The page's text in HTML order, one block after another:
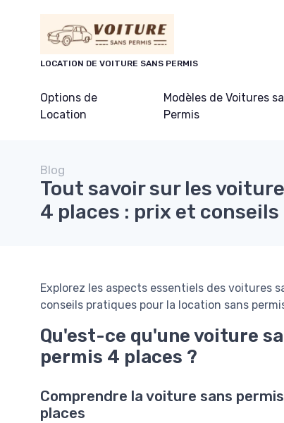
LOCATION DE VOITURE SANS PERMIS
Options de
Location
Modèles de Voitures
Permis
Blog
Tout savoir sur les
4 places : prix et conseils
Explorez les aspects essentiels des voitures
conseils pratiques pour la location sans
Qu'est-ce qu'une voiture
permis 4 places ?
Comprendre la voiture sans
places